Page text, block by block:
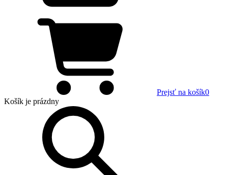
Prejsť na košík0
Košík je prázdny